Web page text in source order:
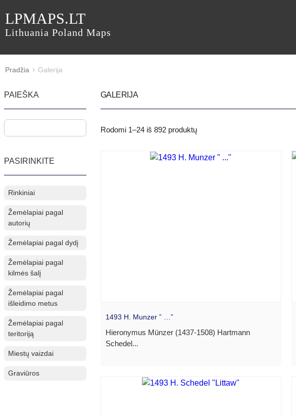
LPMAPS.LT
Lithuania Poland Maps
Pradžia Galerija
PAIEŠKA
PASIRINKITE
Rinkiniai
Žemėlapiai pagal
autorių
Žemėlapiai pagal dydį
Žemėlapiai pagal
kilmės šalį
Žemėlapiai pagal
išleidimo metus
Žemėlapiai pagal
teritoriją
Miestų vaizdai
Graviūros
GALERIJA
Rodomi1–24 iš 892 produktų
1493 H. Munzer ” …”
Hieronymus Münzer (1437-1508) Hartmann
Schedel...